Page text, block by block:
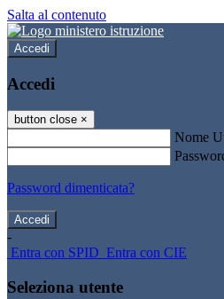
Salta al contenuto
Accedi
Accedi
button close ×
Nome
Password dimenticata?
-
Entra con SPID Entra con CIE
Seleziona utente